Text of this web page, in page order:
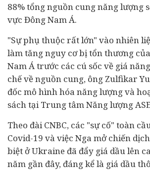
88% tổng nguồn cung năng lượng
vực Đông Nam Á.
"Sự phụ thuộc rất lớn" vào nhiên
làm tăng nguy cơ bị tổn thương
Nam Á trước các cú sốc về giá
chế về nguồn cung, ông Zulfikar
đốc mô hình hóa năng lượng và
sách tại Trung tâm Năng lượng
Theo đài CNBC, các "sự cố" toàn
Covid-19 và việc Nga mở chiến
biệt ở Ukraine đã đẩy giá dầu lên
năm gần đây, đáng kể là giá dầu